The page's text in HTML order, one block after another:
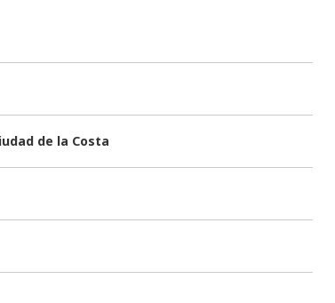
de la Costa